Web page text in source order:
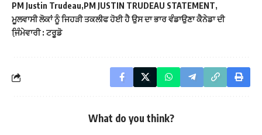
PM Justin Trudeau PM JUSTIN TRUDEAU STATEMENT
ਮੂਲਵਾਸੀ ਲੋਕਾਂ ਨੂੰ ਜਿਹੜੀ ਤਕਲੀਫ ਹੋਈ ਹੈ ਉਸ ਦਾ ਭਾਰ ਵੰਡਾਉਣਾ ਕੈਨੇਡਾ ਦੀ
ਜਿ਼ੰਮੇਵਾਰੀ : ਟਰੂਡੋ
What do you think?